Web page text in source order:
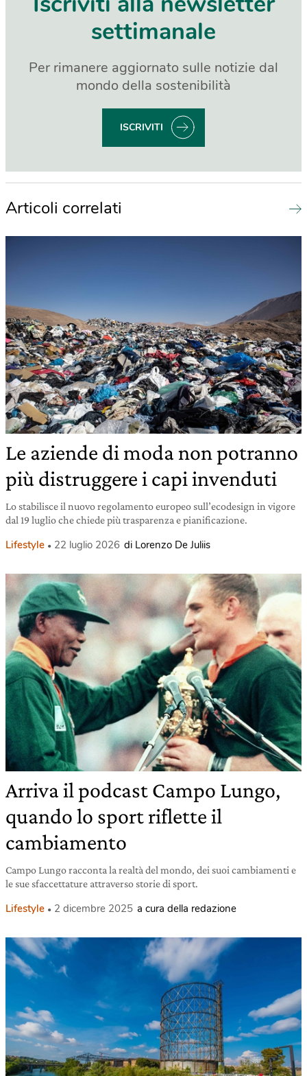
settimanale
Per rimanere aggiornato sulle notizie dal
mondo della sostenibilità
ISCRIVITI
Articoli correlati
Le aziende di moda non potranno
più distruggere i capi invenduti
Lo stabilisce il nuovo regolamento europeo sull’ecodesign in vigore
dal 19 luglio che chiede più trasparenza e pianificazione.
Lifestyle 22 luglio 2026 di Lorenzo De Juliis
Arriva il podcast Campo Lungo,
quando lo sport riflette il
cambiamento
Campo Lungo racconta la realtà del mondo, dei suoi cambiamenti e
le sue sfaccettature attraverso storie di sport.
Lifestyle 2 dicembre 2025 a cura della redazione